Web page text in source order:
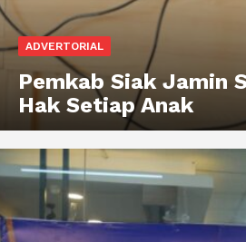
ADVERTORIAL
Pemkab Siak Jamin
Hak Setiap Anak